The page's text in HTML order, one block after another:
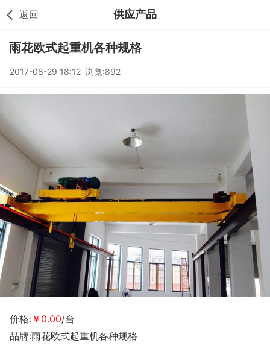
返回 供应产品
雨花欧式起重机各种规格
2017-08-29 18:12 浏览:892
价格: ￥0.00/台
品牌:雨花欧式起重机各种规格